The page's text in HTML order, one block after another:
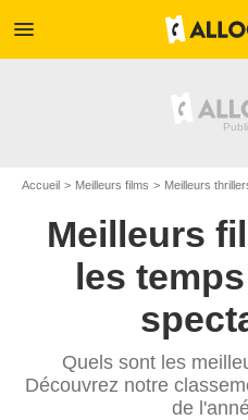
menu
Accueil Meilleurs films Meilleurs
Meilleurs
les
Quels sont les
Découvrez notre
de